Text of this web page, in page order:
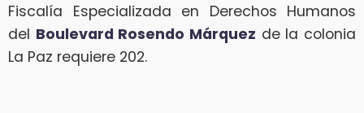
Fiscalía Especializada en Derechos Humanos
del Boulevard Rosendo Márquez de la colonia
La Paz requiere 202.